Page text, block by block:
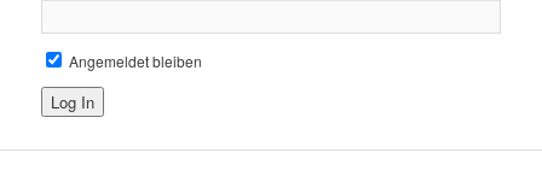
Angemeldet bleiben